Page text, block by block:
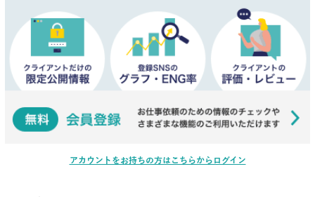
アカウントをお持ちの方はこちらからログイン